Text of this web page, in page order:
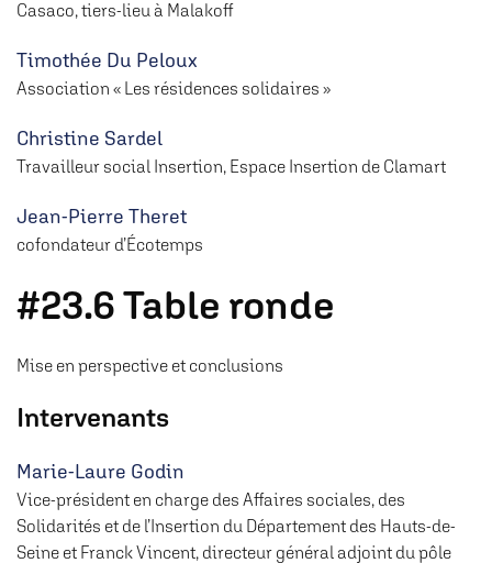
Casaco, tiers-lieu à Malakoff
Timothée Du Peloux
Association « Les résidences solidaires »
Christine Sardel
Travailleur social Insertion, Espace Insertion de Clamart
Jean-Pierre Theret
cofondateur d’Écotemps
#23.6 Table ronde
Mise en perspective et conclusions
Intervenants
Marie-Laure Godin
Vice-président en charge des Affaires sociales, des
Solidarités et de l’Insertion du Département des Hauts-de-
Seine et Franck Vincent, directeur général adjoint du pôle